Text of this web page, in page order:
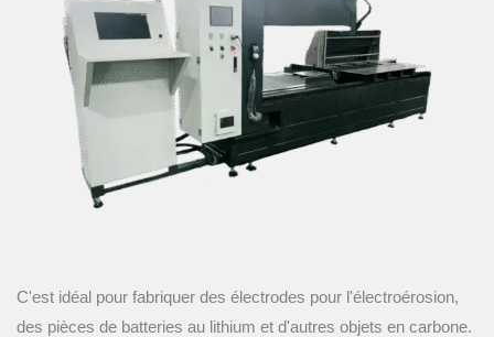
C'est idéal pour fabriquer des électrodes pour l'électroérosion,
des pièces de batteries au lithium et d'autres objets en carbone.